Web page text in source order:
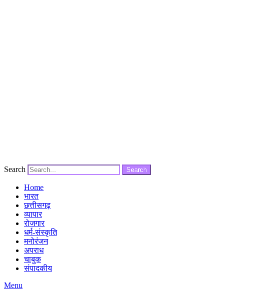
Search Search
Home
भारत
छत्तीसगढ़
व्यापार
रोजगार
धर्म-संस्कृति
मनोरंजन
अपराध
चाबुक
संपादकीय
Menu